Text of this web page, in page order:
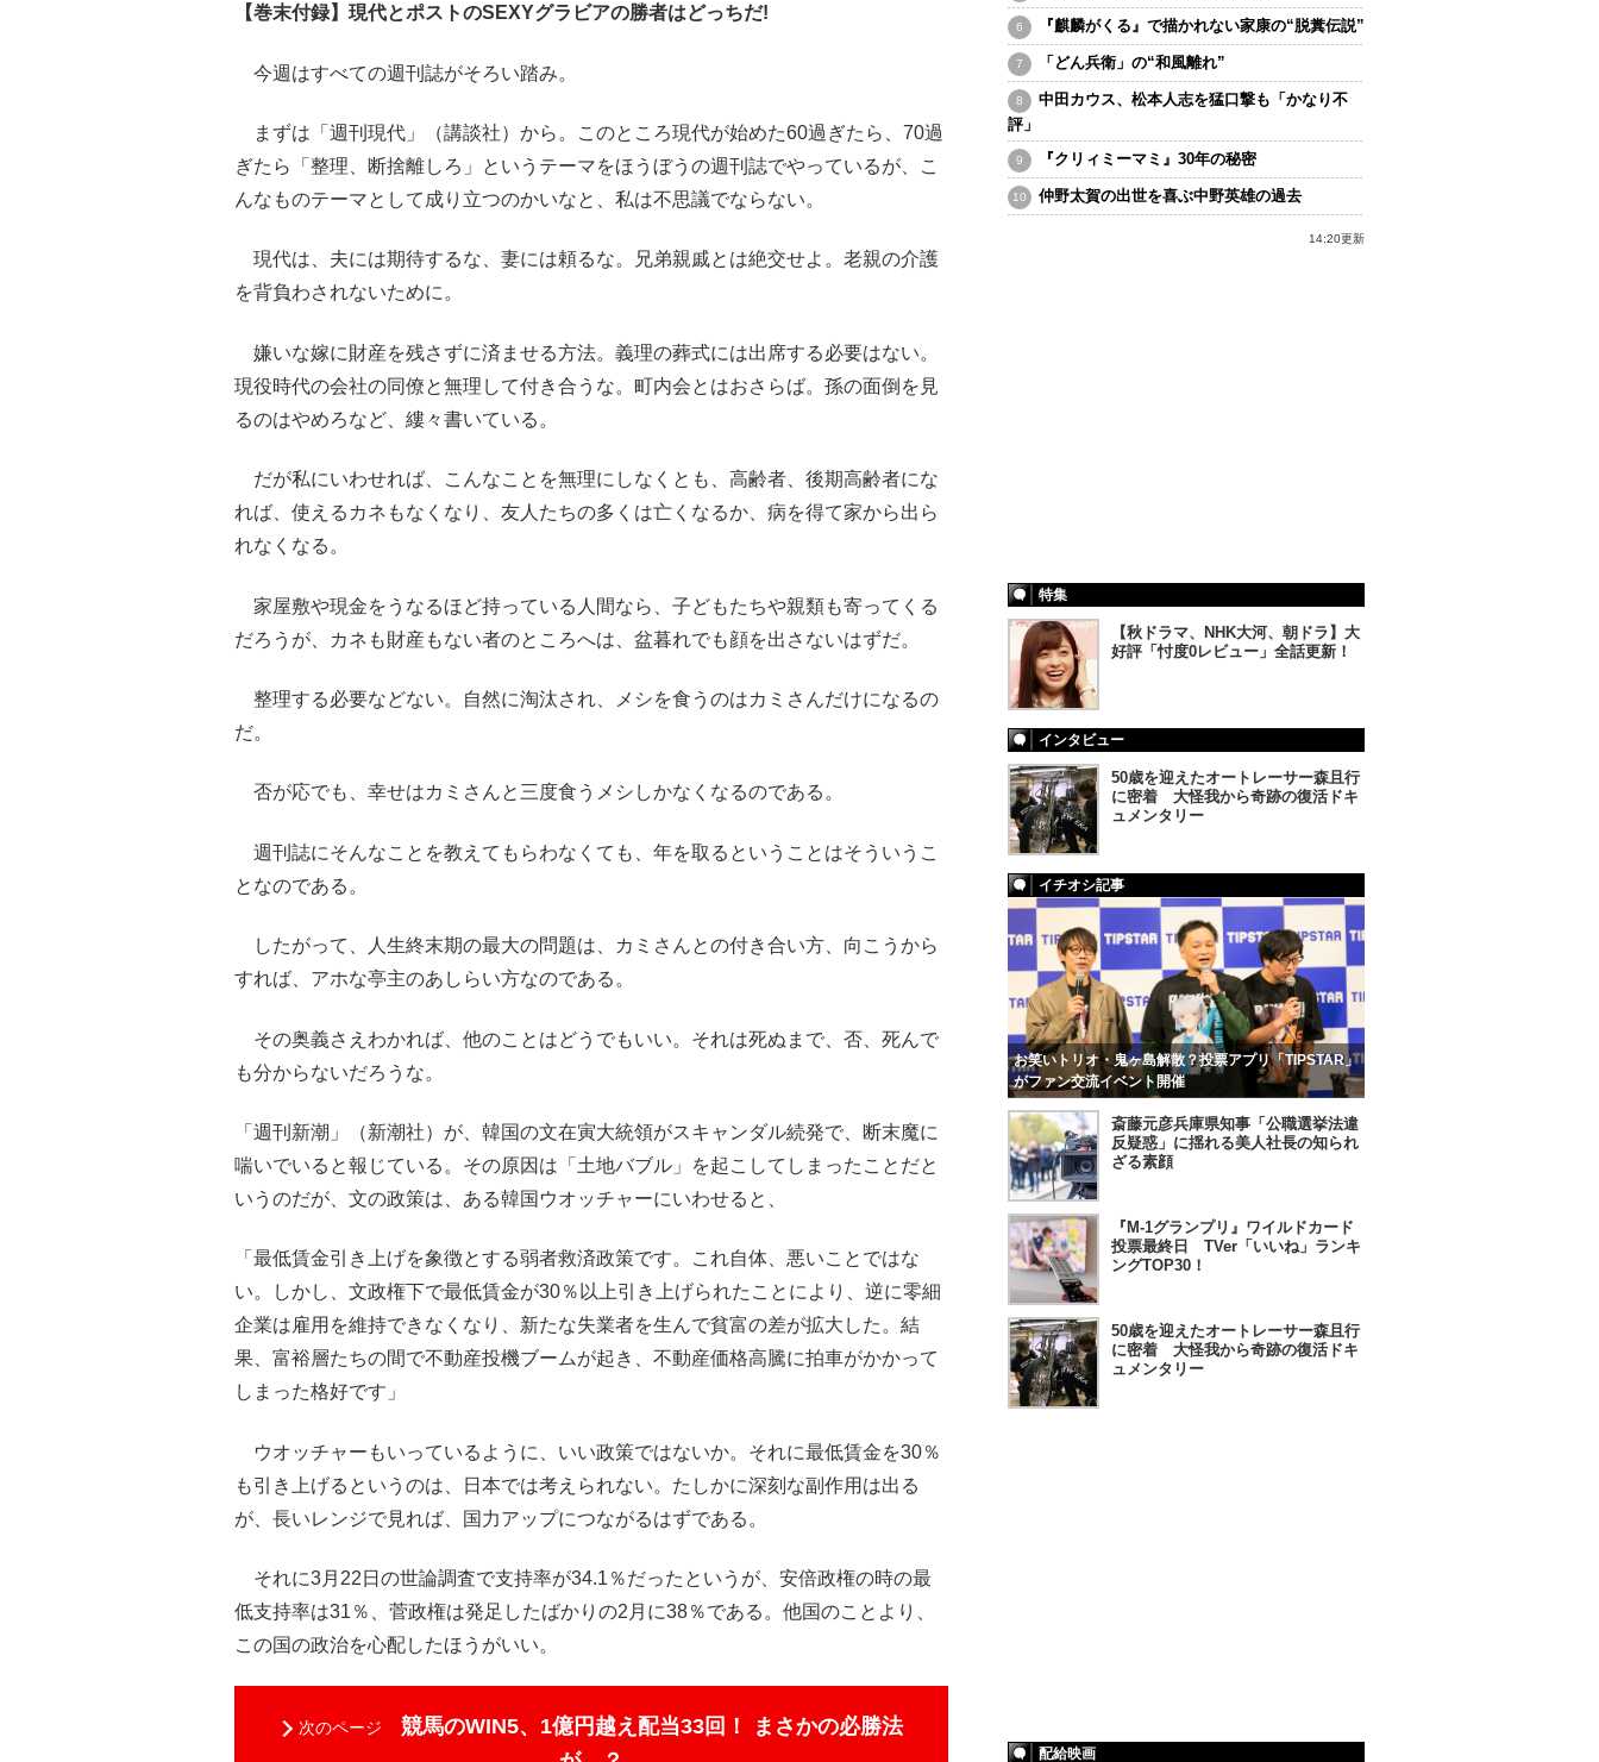
【巻末付録】現代とポストのSEXYグラビアの勝者はどっちだ!
今週はすべての週刊誌がそろい踏み。
まずは「週刊現代」（講談社）から。このところ現代が始めた60過ぎたら、70過
ぎたら「整理、断捨離しろ」というテーマをほうぼうの週刊誌でやっているが、こ
んなものテーマとして成り立つのかいなと、私は不思議でならない。
現代は、夫には期待するな、妻には頼るな。兄弟親戚とは絶交せよ。老親の介護
を背負わされないために。
嫌いな嫁に財産を残さずに済ませる方法。義理の葬式には出席する必要はない。
現役時代の会社の同僚と無理して付き合うな。町内会とはおさらば。孫の面倒を見
るのはやめろなど、縷々書いている。
だが私にいわせれば、こんなことを無理にしなくとも、高齢者、後期高齢者にな
れば、使えるカネもなくなり、友人たちの多くは亡くなるか、病を得て家から出ら
れなくなる。
家屋敷や現金をうなるほど持っている人間なら、子どもたちや親類も寄ってくる
だろうが、カネも財産もない者のところへは、盆暮れでも顔を出さないはずだ。
整理する必要などない。自然に淘汰され、メシを食うのはカミさんだけになるの
だ。
否が応でも、幸せはカミさんと三度食うメシしかなくなるのである。
週刊誌にそんなことを教えてもらわなくても、年を取るということはそういうこ
となのである。
したがって、人生終末期の最大の問題は、カミさんとの付き合い方、向こうから
すれば、アホな亭主のあしらい方なのである。
その奥義さえわかれば、他のことはどうでもいい。それは死ぬまで、否、死んで
も分からないだろうな。
「週刊新潮」（新潮社）が、韓国の文在寅大統領がスキャンダル続発で、断末魔に
喘いでいると報じている。その原因は「土地バブル」を起こしてしまったことだと
いうのだが、文の政策は、ある韓国ウオッチャーにいわせると、
「最低賃金引き上げを象徴とする弱者救済政策です。これ自体、悪いことではな
い。しかし、文政権下で最低賃金が30％以上引き上げられたことにより、逆に零細
企業は雇用を維持できなくなり、新たな失業者を生んで貧富の差が拡大した。結
果、富裕層たちの間で不動産投機ブームが起き、不動産価格高騰に拍車がかかって
しまった格好です」
ウオッチャーもいっているように、いい政策ではないか。それに最低賃金を30％
も引き上げるというのは、日本では考えられない。たしかに深刻な副作用は出る
が、長いレンジで見れば、国力アップにつながるはずである。
それに3月22日の世論調査で支持率が34.1％だったというが、安倍政権の時の最
低支持率は31％、菅政権は発足したばかりの2月に38％である。他国のことより、
この国の政治を心配したほうがいい。
次のページ
競馬のWIN5、1億円越え配当33回！ まさかの必勝法
『麒麟がくる』で描かれない家康の“脱糞伝説”
「どん兵衛」の“和風離れ”
中田カウス、松本人志を猛口撃も「かなり不
評」
『クリィミーマミ』30年の秘密
仲野太賀の出世を喜ぶ中野英雄の過去
14:20更新
特集
【秋ドラマ、NHK大河、朝ドラ】大
好評「忖度0レビュー」全話更新！
インタビュー
50歳を迎えたオートレーサー森且行
に密着 大怪我から奇跡の復活ドキ
ュメンタリー
イチオシ記事
お笑いトリオ・鬼ヶ島解散？投票アプリ「TIPSTAR」
がファン交流イベント開催
斎藤元彦兵庫県知事「公職選挙法違
反疑惑」に揺れる美人社長の知られ
ざる素顔
『M-1グランプリ』ワイルドカード
投票最終日 TVer「いいね」ランキ
ングTOP30！
50歳を迎えたオートレーサー森且行
に密着 大怪我から奇跡の復活ドキ
ュメンタリー
配給映画